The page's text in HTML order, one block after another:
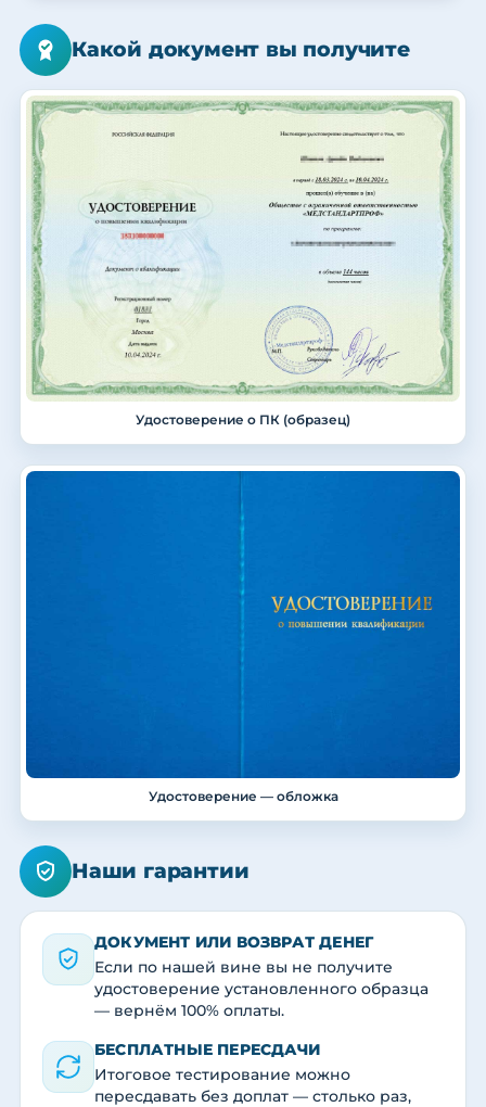
Какой документ вы получите
Удостоверение о ПК (образец)
Удостоверение — обложка
Наши гарантии
ДОКУМЕНТ ИЛИ ВОЗВРАТ ДЕНЕГ
Если по нашей вине вы не получите
удостоверение установленного образца
— вернём 100% оплаты.
БЕСПЛАТНЫЕ ПЕРЕСДАЧИ
Итоговое тестирование можно
пересдавать без доплат — столько раз,